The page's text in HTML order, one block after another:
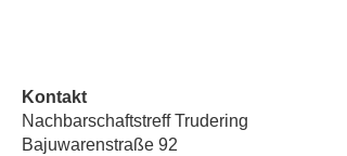
Kontakt
Nachbarschaftstreff Trudering
Bajuwarenstraße 92